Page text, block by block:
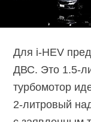
Для i-HEV
ДВС. Это 1.5-
турбомотор
2-литровый